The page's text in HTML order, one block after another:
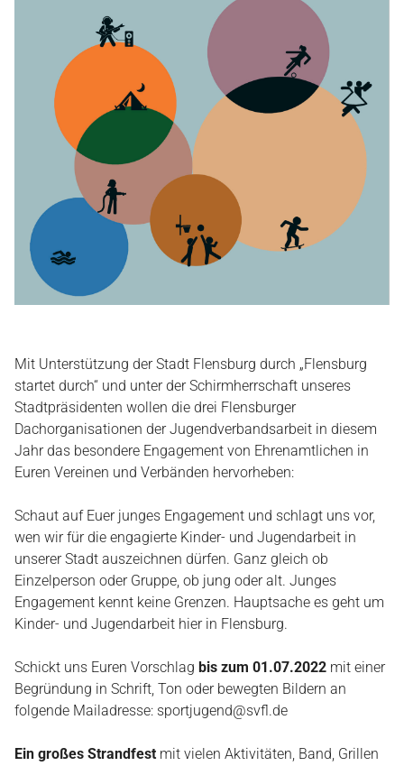
AUS & FORTBILDUNG
SPORTENTWICKLUNGSPLANUNG
CHRONIK
GESCHÄFTSTELLE
ANSPRECHPARTNER
ZUSCHÜSSE
SATZUNG & ORDNUNG
RICHTLINIEN
SPORTARTEN
Mit Unterstützung der Stadt Flensburg durch „Flensburg
startet durch“ und unter der Schirmherrschaft unseres
Stadtpräsidenten wollen die drei Flensburger
Dachorganisationen der Jugendverbandsarbeit in diesem
Jahr das besondere Engagement von Ehrenamtlichen in
Euren Vereinen und Verbänden hervorheben:
Schaut auf Euer junges Engagement und schlagt uns vor,
wen wir für die engagierte Kinder- und Jugendarbeit in
unserer Stadt auszeichnen dürfen. Ganz gleich ob
Einzelperson oder Gruppe, ob jung oder alt. Junges
Engagement kennt keine Grenzen. Hauptsache es geht um
Kinder- und Jugendarbeit hier in Flensburg.
Schickt uns Euren Vorschlag bis zum 01.07.2022 mit einer
Begründung in Schrift, Ton oder bewegten Bildern an
folgende Mailadresse: sportjugend@svfl.de
Ein großes Strandfest mit vielen Aktivitäten, Band, Grillen